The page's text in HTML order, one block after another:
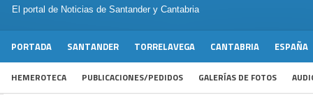
El portal de Noticias de Santander y Cantabria
PORTADA SANTANDER TORRELAVEGA CANTABRIA ESPAÑA
HEMEROTECA PUBLICACIONES/PEDIDOS GALERÍAS DE FOTOS